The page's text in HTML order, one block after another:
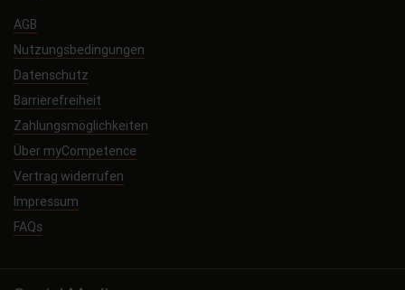
AGB
Nutzungsbedingungen
Datenschutz
Barrierefreiheit
Zahlungsmöglichkeiten
Über myCompetence
Vertrag widerrufen
Impressum
FAQs